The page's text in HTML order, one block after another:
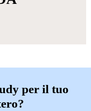
per il tuo